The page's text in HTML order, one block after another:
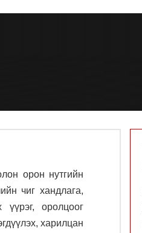
орон нутгийн
чиг хандлага,
оролцоог
харилцан